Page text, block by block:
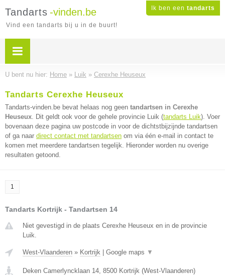
Ik ben een tandarts
Tandarts -vinden.be
Vind een tandarts bij u in de buurt!
U bent nu hier: Home » Luik » Cerexhe Heuseux
Tandarts Cerexhe Heuseux
Tandarts-vinden.be bevat helaas nog geen tandartsen in Cerexhe
Heuseux. Dit geldt ook voor de gehele provincie Luik (tandarts Luik). Voer
bovenaan deze pagina uw postcode in voor de dichtstbijzijnde tandartsen
of ga naar direct contact met tandartsen om via één e-mail in contact te
komen met meerdere tandartsen tegelijk. Hieronder worden nu overige
resultaten getoond.
1
Tandarts Kortrijk - Tandartsen 14
Niet gevestigd in de plaats Cerexhe Heuseux en in de provincie
Luik.
West-Vlaanderen » Kortrijk Google maps ▼
Deken Camerlyncklaan 14, 8500 Kortrijk (West-Vlaanderen)